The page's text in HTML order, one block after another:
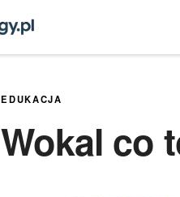
EDUKACJA
Wokal co